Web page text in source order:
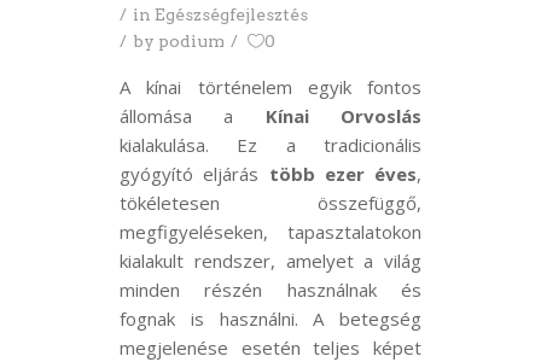
in Egészségfejlesztés
by podium 0
A kínai történelem egyik fontos
állomása a Kínai Orvoslás
kialakulása. Ez a tradicionális
gyógyító eljárás több ezer éves,
tökéletesen összefüggő,
megfigyeléseken, tapasztalatokon
kialakult rendszer, amelyet a világ
minden részén használnak és
fognak is használni. A betegség
megjelenése esetén teljes képet